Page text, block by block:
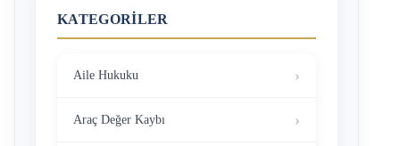
KATEGORILER
Aile Hukuku
Araç Değer Kaybı